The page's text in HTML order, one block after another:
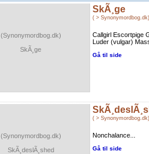
(Synonymordbog.dk)
SkÃ¸ge
SkÃ¸ge
( > Synonymordbog.dk)
Callgirl Escortpige
Luder (vulgar)
Gå til side
(Synonymordbog.dk)
SkÃ¸deslÃ¸shed
( > Synonymordbog.dk)
Nonchalance...
Gå til side